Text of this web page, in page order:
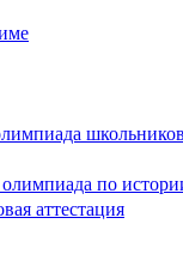
школьников
по
аттестация